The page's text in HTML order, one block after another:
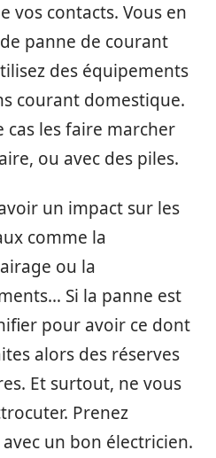
vos contacts. Vous en
panne de courant
des équipements
courant domestique.
cas les faire marcher
ou avec des piles.
un impact sur les
comme la
ou la
Si la panne est
pour avoir ce dont
alors des réserves
Et surtout, ne vous
Prenez
un bon électricien.